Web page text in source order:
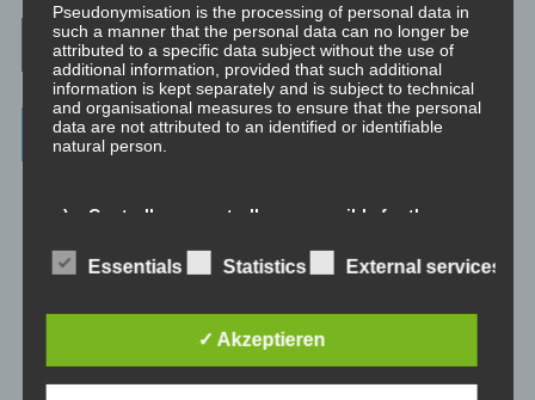
Post navigation
Categories
Analytische Psychologie
Bewusstheit
Mini-Meditationen
Pseudonymisation is the processing of personal data in
such a manner that the personal data can no longer be
attributed to a specific data subject without the use of
additional information, provided that such additional
information is kept separately and is subject to technical
and organisational measures to ensure that the personal
data are not attributed to an identified or identifiable
natural person.
g) Controller or controller responsible for the
the purposes and means of the processing of personal
are determined by Union or Member State law, the
Essentials Statistics External services
✓ Akzeptieren